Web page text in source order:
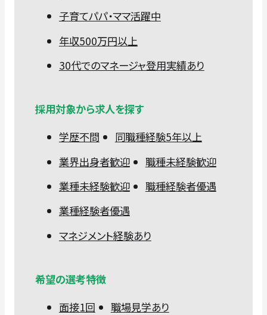
子育てパパ・ママ活躍中
年収500万円以上
30代でのマネージャ登用実績あり
採用対象から求人を探す
学歴不問
同職種経験5年以上
業界出身者歓迎
職種未経験歓迎
業種未経験歓迎
職種経験者優遇
業種経験者優遇
マネジメント経験あり
希望の選考特徴
面接1回
職場見学あり